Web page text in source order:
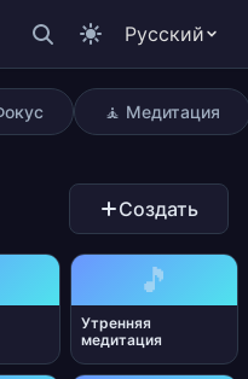
Русский
мышление
🧘 Медитация
Создать
🎵
Утренняя
медитация